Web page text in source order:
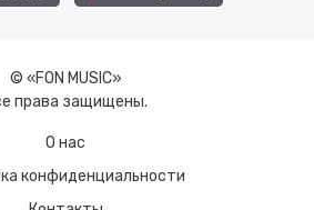
© «FON MUSIC»
права защищены.
О нас
конфиденциальности